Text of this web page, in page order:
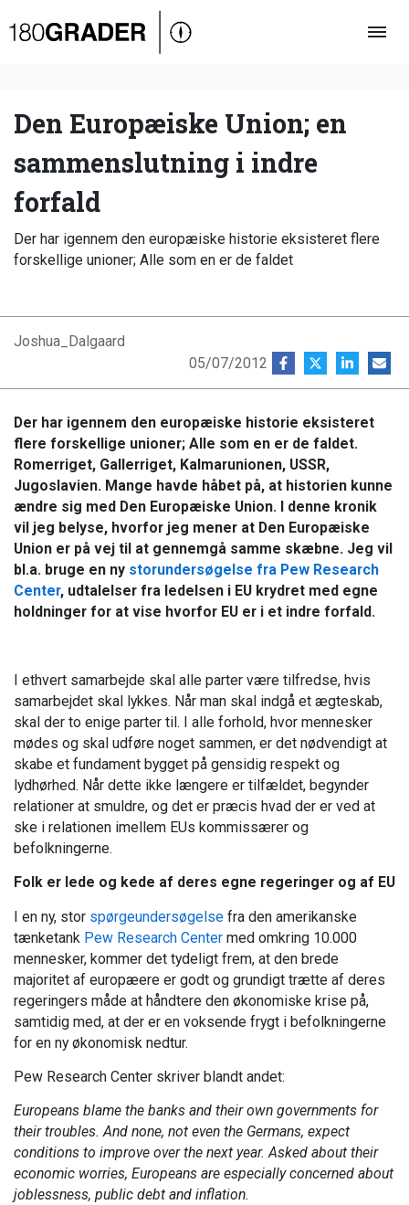
Oversigt
Debat
Video
Podcast
Den Europæiske Union; en
sammenslutning i indre
forfald
Der har igennem den europæiske historie eksisteret flere
forskellige unioner; Alle som en er de faldet
Joshua_Dalgaard
05/07/2012
Der har igennem den europæiske historie eksisteret
flere forskellige unioner; Alle som en er de faldet.
Romerriget, Gallerriget, Kalmarunionen, USSR,
Jugoslavien. Mange havde håbet på, at historien kunne
ændre sig med Den Europæiske Union. I denne kronik
vil jeg belyse, hvorfor jeg mener at Den Europæiske
Union er på vej til at gennemgå samme skæbne. Jeg vil
bl.a. bruge en ny storundersøgelse fra Pew Research
Center, udtalelser fra ledelsen i EU krydret med egne
holdninger for at vise hvorfor EU er i et indre forfald.
I ethvert samarbejde skal alle parter være tilfredse, hvis
samarbejdet skal lykkes. Når man skal indgå et ægteskab,
skal der to enige parter til. I alle forhold, hvor mennesker
mødes og skal udføre noget sammen, er det nødvendigt at
skabe et fundament bygget på gensidig respekt og
lydhørhed. Når dette ikke længere er tilfældet, begynder
relationer at smuldre, og det er præcis hvad der er ved at
ske i relationen imellem EUs kommissærer og
befolkningerne.
Folk er lede og kede af deres egne regeringer og af EU
I en ny, stor spørgeundersøgelse fra den amerikanske
tænketank Pew Research Center med omkring 10.000
mennesker, kommer det tydeligt frem, at den brede
majoritet af europæere er godt og grundigt trætte af deres
regeringers måde at håndtere den økonomiske krise på,
samtidig med, at der er en voksende frygt i befolkningerne
for en ny økonomisk nedtur.
Pew Research Center skriver blandt andet:
Europeans blame the banks and their own governments for
their troubles. And none, not even the Germans, expect
conditions to improve over the next year. Asked about their
economic worries, Europeans are especially concerned about
joblessness, public debt and inflation.